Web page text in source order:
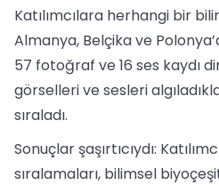
Katılımcılara herhangi bir
Almanya, Belçika ve
57 fotoğraf ve 16 ses kaydı
görselleri ve sesleri
sıraladı.
Sonuçlar şaşırtıcıydı:
sıralamaları, bilimsel